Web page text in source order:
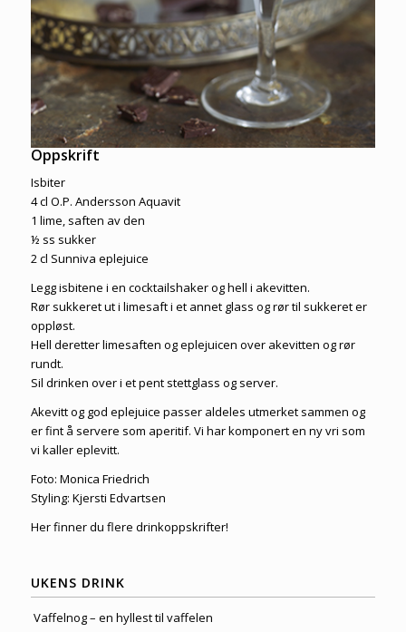
Oppskrift
Isbiter
4 cl O.P. Andersson Aquavit
1 lime, saften av den
½ ss sukker
2 cl Sunniva eplejuice
Legg isbitene i en cocktailshaker og hell i akevitten.
Rør sukkeret ut i limesaft i et annet glass og rør til sukkeret er
oppløst.
Hell deretter limesaften og eplejuicen over akevitten og rør
rundt.
Sil drinken over i et pent stettglass og server.
Akevitt og god eplejuice passer aldeles utmerket sammen og
er fint å servere som aperitif. Vi har komponert en ny vri som
vi kaller eplevitt.
Foto: Monica Friedrich
Styling: Kjersti Edvartsen
Her finner du flere drinkoppskrifter!
UKENS DRINK
Vaffelnog – en hyllest til vaffelen